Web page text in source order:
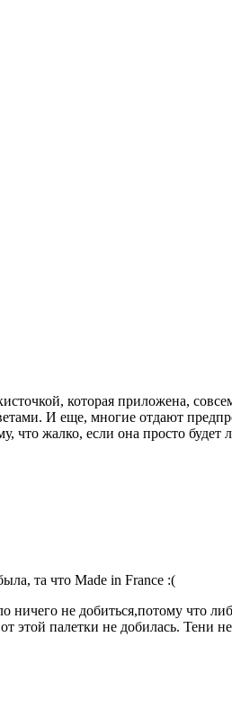
которая приложена,
И еще, многие отдают
жалко, если она просто будет
та что Made in France :(
ничего не добиться,потому что
этой палетки не добилась. Тени